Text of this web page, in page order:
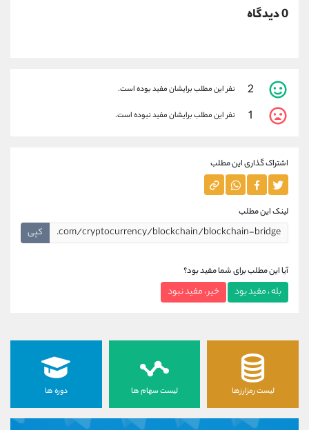
0 دیدگاه
2 نفر این مطلب برایشان مفید بوده است.
1 نفر این مطلب برایشان مفید نبوده است.
اشتراک گذاری این مطلب
لینک این مطلب
کپی
آیا این مطلب برای شما مفید بود؟
بله ، مفید بود خیر ، مفید نبود
لیست رمزارزها لیست سهام ها دوره ها